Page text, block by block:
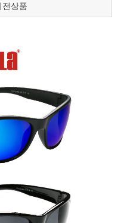
전상품